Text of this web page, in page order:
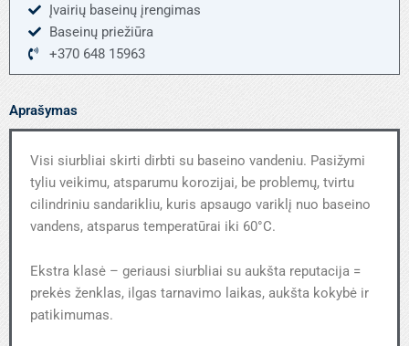
Įvairių baseinų įrengimas
Baseinų priežiūra
+370 648 15963
Aprašymas
Visi siurbliai skirti dirbti su baseino vandeniu. Pasižymi
tyliu veikimu, atsparumu korozijai, be problemų, tvirtu
cilindriniu sandarikliu, kuris apsaugo variklį nuo baseino
vandens, atsparus temperatūrai iki 60°C.
Ekstra klasė – geriausi siurbliai su aukšta reputacija =
prekės ženklas, ilgas tarnavimo laikas, aukšta kokybė ir
patikimumas.